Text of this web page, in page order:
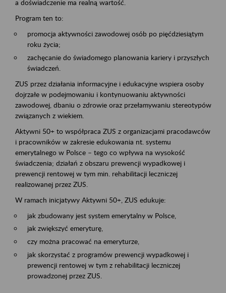
a doświadczenie ma realną wartość.
Program ten to:
promocja aktywności zawodowej osób po pięćdziesiątym
roku życia;
zachęcanie do świadomego planowania kariery i przyszłych
świadczeń.
ZUS przez działania informacyjne i edukacyjne wspiera osoby
dojrzałe w podejmowaniu i kontynuowaniu aktywności
zawodowej, dbaniu o zdrowie oraz przełamywaniu stereotypów
związanych z wiekiem.
Aktywni 50+ to współpraca ZUS z organizacjami pracodawców
i pracowników w zakresie edukowania nt. systemu
emerytalnego w Polsce – tego co wpływa na wysokość
świadczenia; działań z obszaru prewencji wypadkowej i
prewencji rentowej w tym min. rehabilitacji leczniczej
realizowanej przez ZUS.
W ramach inicjatywy Aktywni 50+, ZUS edukuje:
jak zbudowany jest system emerytalny w Polsce,
jak zwiększyć emeryturę,
czy można pracować na emeryturze,
jak skorzystać z programów prewencji wypadkowej i
prewencji rentowej w tym z rehabilitacji leczniczej
prowadzonej przez ZUS.